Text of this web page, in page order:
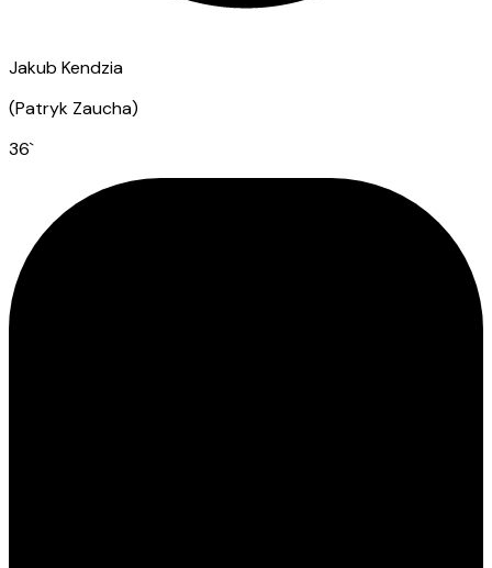
Jakub Kendzia
(Patryk Zaucha)
36`